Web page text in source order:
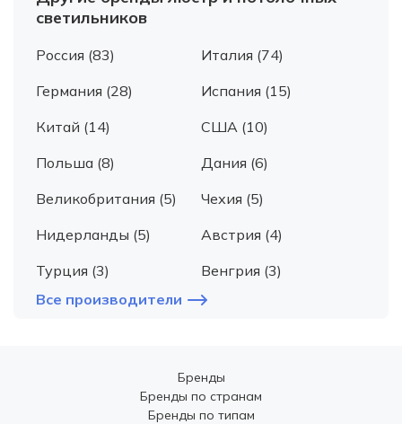
светильников
Россия (83)
Италия (74)
Германия (28)
Испания (15)
Китай (14)
США (10)
Польша (8)
Дания (6)
Великобритания (5)
Чехия (5)
Нидерланды (5)
Австрия (4)
Турция (3)
Венгрия (3)
Все производители
Бренды
Бренды по странам
Бренды по типам